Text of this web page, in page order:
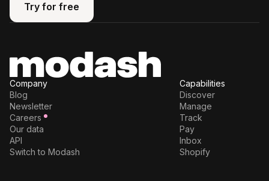
Try for free
Try for free
Company
Blog
Newsletter
Careers
Our data
API
Switch to Modash
Capabilities
Discover
Manage
Track
Pay
Inbox
Shopify